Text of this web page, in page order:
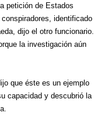
petición de Estados
identificado
dijo el otro funcionario.
la investigación aún
que éste es un ejemplo
capacidad y descubrió la